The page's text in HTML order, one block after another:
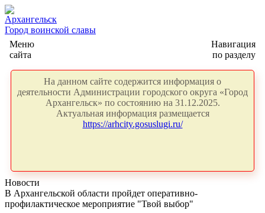
Архангельск
Город воинской славы
Меню
сайта
Навигация
по разделу
На данном сайте содержится информация о
деятельности Администрации городского округа «Город
Архангельск» по состоянию на 31.12.2025.
Актуальная информация размещается
https://arhcity.gosuslugi.ru/
Новости
В Архангельской области пройдет оперативно-
профилактическое мероприятие "Твой выбор"